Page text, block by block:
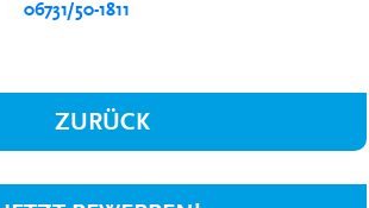
06731/50-1811
ZURÜCK